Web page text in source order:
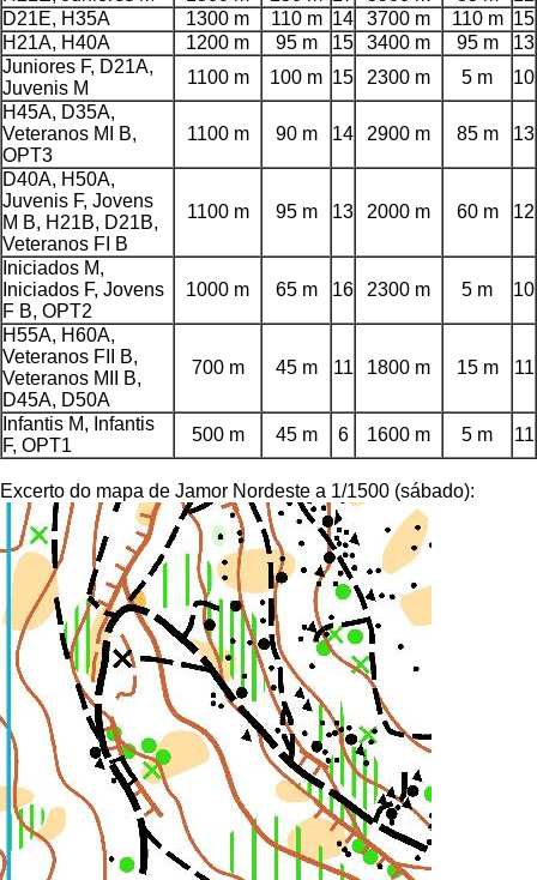
D21E, H35A
1300 m 110 m 14 3700 m 110 m 15
H21A, H40A
1200 m 95 m 15 3400 m 95 m
13
Juniores F, D21A,
Juvenis M
1100 m 100 m 15 2300 m 5 m
10
H45A, D35A,
Veteranos MI B,
OPT3
1100 m 90 m 14 2900 m 85 m 13
D40A, H50A,
Juvenis F, Jovens
M B, H21B, D21B,
Veteranos FI B
1100 m 95 m 13 2000 m 60 m 12
Iniciados M,
Iniciados F, Jovens
F B, OPT2
1000 m 65 m 16 2300 m 5 m 10
H55A, H60A,
Veteranos FII B,
Veteranos MII B,
D45A, D50A
700 m 45 m 11 1800 m 15 m 11
Infantis M, Infantis
F, OPT1
500 m 45 m 6 1600 m 5 m 11
Excerto do mapa de Jamor Nordeste a 1/1500 (sábado):